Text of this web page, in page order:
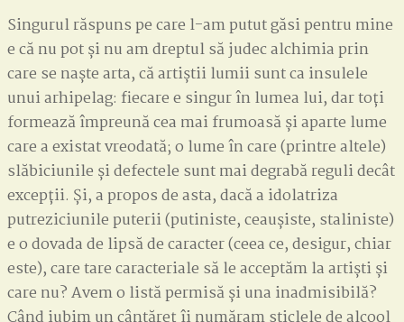
Singurul răspuns pe care l-am putut găsi pentru mine
e că nu pot și nu am dreptul să judec alchimia prin
care se naște arta, că artiștii lumii sunt ca insulele
unui arhipelag: fiecare e singur în lumea lui, dar toți
formează împreună cea mai frumoasă și aparte lume
care a existat vreodată; o lume în care (printre altele)
slăbiciunile și defectele sunt mai degrabă reguli decât
excepții. Și, a propos de asta, dacă a idolatriza
putreziciunile puterii (putiniste, ceaușiste, staliniste)
e o dovada de lipsă de caracter (ceea ce, desigur, chiar
este), care tare caracteriale să le acceptăm la artiști și
care nu? Avem o listă permisă și una inadmisibilă?